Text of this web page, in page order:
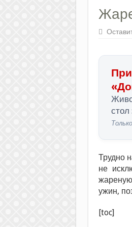
стол
Трудно
не
ужин,
[toc]